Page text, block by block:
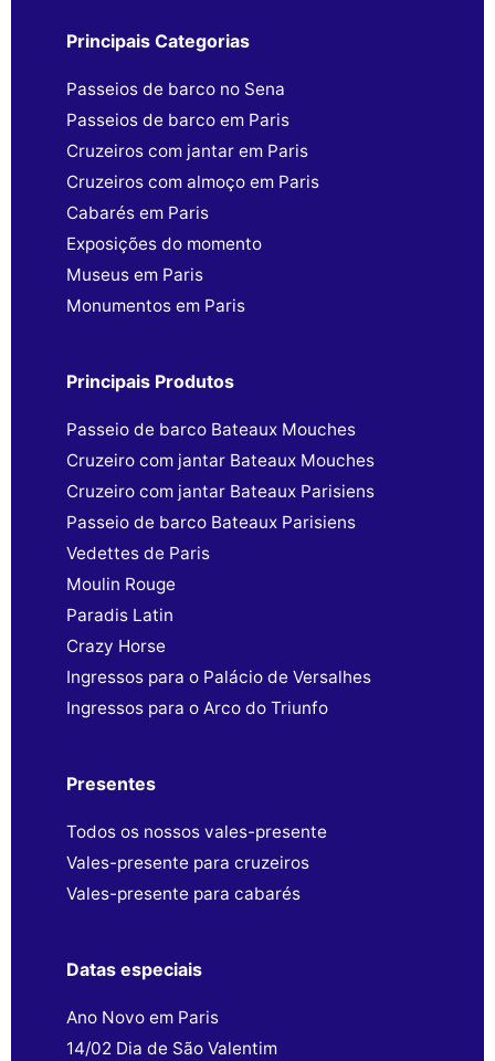
Principais Categorias
Passeios de barco no Sena
Passeios de barco em Paris
Cruzeiros com jantar em Paris
Cruzeiros com almoço em Paris
Cabarés em Paris
Exposições do momento
Museus em Paris
Monumentos em Paris
Principais Produtos
Passeio de barco Bateaux Mouches
Cruzeiro com jantar Bateaux Mouches
Cruzeiro com jantar Bateaux Parisiens
Passeio de barco Bateaux Parisiens
Vedettes de Paris
Moulin Rouge
Paradis Latin
Crazy Horse
Ingressos para o Palácio de Versalhes
Ingressos para o Arco do Triunfo
Presentes
Todos os nossos vales-presente
Vales-presente para cruzeiros
Vales-presente para cabarés
Datas especiais
Ano Novo em Paris
14/02 Dia de São Valentim